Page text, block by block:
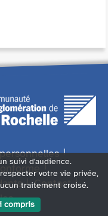
Contact
suivi d'audience.
votre vie privée,
traitement croisé.
compris